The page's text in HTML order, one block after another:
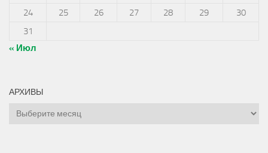
24
25 26 27 28 29
30
31
« Июл
АРХИВЫ
Архивы